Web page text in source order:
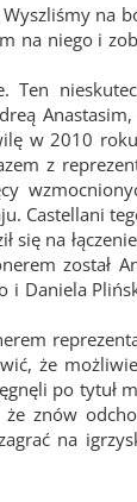
na
na niego i
w 2010
z
Castellani
się na
został
i Daniela
że
po tytuł
że znów
na